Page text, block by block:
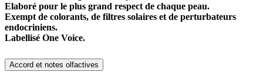
Elaboré pour le plus grand respect de chaque peau.
Exempt de colorants, de filtres solaires et de perturbateurs
endocriniens.
Labellisé One Voice.
Accord et notes olfactives